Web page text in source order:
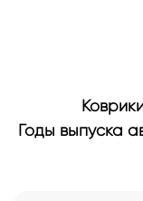
Годы выпуска